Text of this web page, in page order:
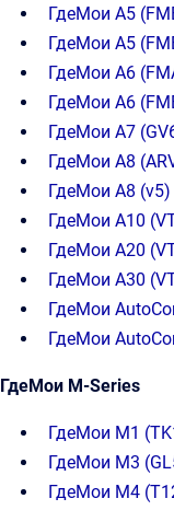
ГдеМои A5
ГдеМои A5
ГдеМои A6
ГдеМои А6
ГдеМои A7
ГдеМои A8
ГдеМои A8
ГдеМои A10
ГдеМои A20
ГдеМои A30
ГдеМои
ГдеМои
ГдеМои M-Series
ГдеМои М1
ГдеМои M3
ГдеМои М4